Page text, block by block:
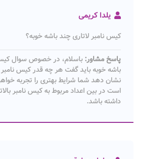
یلدا کریمی
کیس نامبر لاتاری چند باشه خوبه؟
پاسخ مشاور: باسلام، در خصوص سوال کیس
باشه خوبه باید گفت هر چه قدر کیس
نشان دهد شما شرایط بهتری را تجربه
است در بین اعداد مربوط به کیس نامبر
داشته باشد.